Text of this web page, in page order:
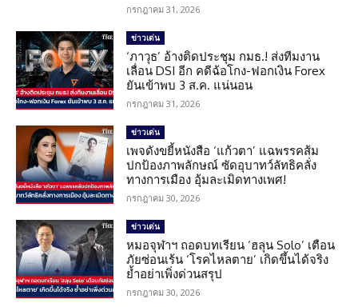
กรกฎาคม 31, 2026
ข่าวเด่น
‘ภาวุธ’ อ้างติดประชุม กมธ.! ส่งทีมงาน
เลื่อน DSI อีก คดีฉ้อโกง-ฟอกเงิน Forex
ยันเข้าพบ 3 ส.ค. แน่นอน
กรกฎาคม 31, 2026
ข่าวเด่น
เพจดังขยี้หนังสือ ‘แก้วตา’ แฉพรรคส้ม
ปกป้องภาพลักษณ์ ซัดอุบาทว์ลัทธิคลั่ง
ทางการเมือง อุ้มละเมิดทางเพศ!
กรกฎาคม 30, 2026
ข่าวเด่น
หมอจุฬาฯ ถอดบทเรียน ‘ฮลุน Solo’ เตือน
ภัยซ่อนเร้น ‘โรคไหลตาย’ เกิดขึ้นได้จริง
ย้ำอย่าเพิ่งด่วนสรุป
กรกฎาคม 30, 2026